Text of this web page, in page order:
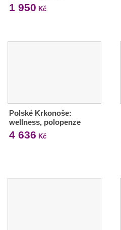
1 950 Kč
Polské Krkonoše:
wellness, polopenze
4 636 Kč